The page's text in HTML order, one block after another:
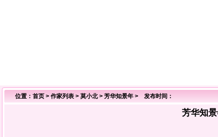
位置： 首页 > 作家列表 > 莫小北> 芳华知景年 > 发布时间：
芳华知